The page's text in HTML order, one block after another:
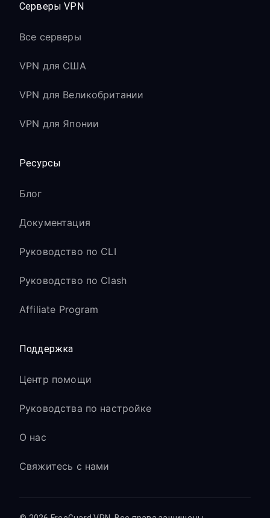
Серверы VPN
Все серверы
VPN для США
VPN для Великобритании
VPN для Японии
Ресурсы
Блог
Документация
Руководство по CLI
Руководство по Clash
Affiliate Program
Поддержка
Центр помощи
Руководства по настройке
О нас
Свяжитесь с нами